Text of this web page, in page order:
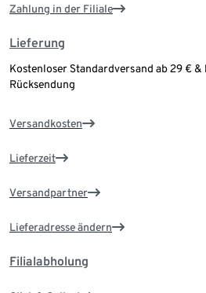
Zahlung in der Filiale
Lieferung
Kostenloser Standardversand ab 29 € &
Rücksendung
Versandkosten
Lieferzeit
Versandpartner
Lieferadresse ändern
Filialabholung